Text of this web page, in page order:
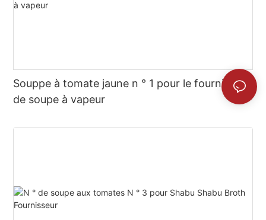
Souppe à tomate jaune n ° 1 pour le fournisseur
de soupe à vapeur